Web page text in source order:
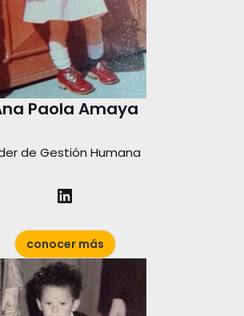
Paola Amaya
de Gestión Humana
conocer más